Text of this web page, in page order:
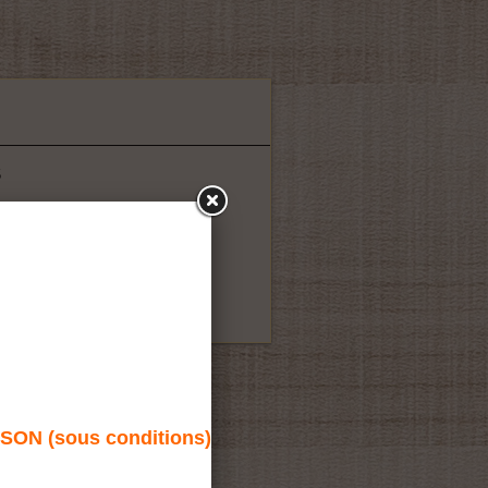
(sous conditions)